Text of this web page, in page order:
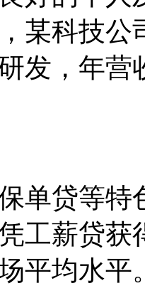
某科技公
发，年营
单贷等特
工薪贷
平均水平